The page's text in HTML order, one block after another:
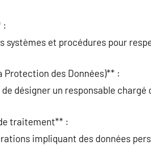
:
et procédures pour
Protection des Données)** :
désigner un responsable chargé
traitement** :
impliquant des données